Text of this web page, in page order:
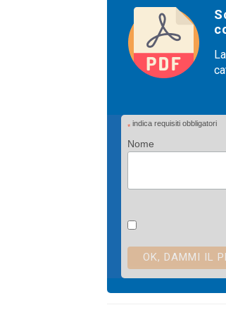
* indica requisiti obbligatori
Nome